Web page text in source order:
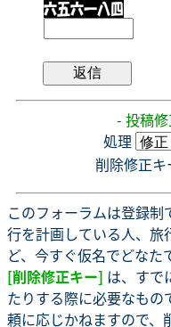
- 投稿
処理
削除修正キ
このフォーラムは登録
行を計画している人、旅
ど、今すぐ仮名でどなた
[削除修正キー] は、すで
たりする際に必要なもの
頼に応じかねますので、